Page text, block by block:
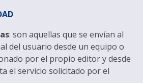
: son aquellas que se envían al
del usuario desde un equipo o
por el propio editor y desde
el servicio solicitado por el